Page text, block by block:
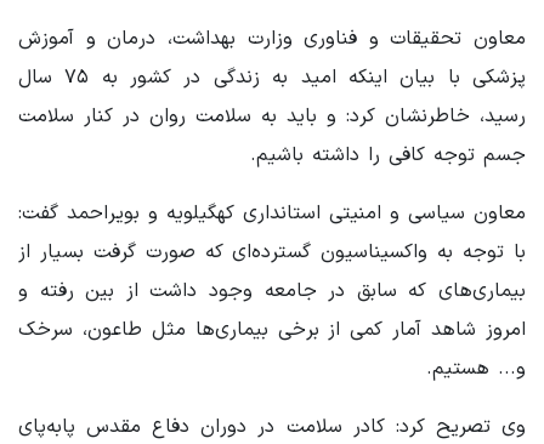
معاون‌ تحقیقات و فناوری وزارت بهداشت، درمان و آموزش
پزشکی با بیان اینکه ‌امید به زندگی در کشور ‌به ۷۵ سال
رسید، خاطرنشان کرد: و باید به سلامت روان در کنار سلامت
جسم توجه کافی را داشته باشیم.
معاون سیاسی و امنیتی استانداری کهگیلویه و بویراحمد گفت:
با توجه به واکسیناسیون گسترده‌ای که صورت گرفت بسیار از
بیماری‌های که سابق در جامعه وجود داشت از بین رفته و
امروز شاهد آمار کمی از برخی بیماری‌ها مثل طاعون، سرخک
و... هستیم.
وی تصریح کرد: کادر سلامت در دوران دفاع مقدس پابه‌پای